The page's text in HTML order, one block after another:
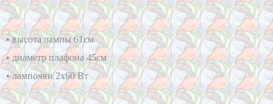
• высота лампы 61см
• диаметр плафона 45см
• лампочки 2х60 Вт